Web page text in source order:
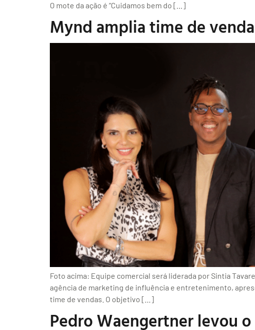
O mote da ação é “Cuidamos bem do […]
Mynd amplia time de
Foto acima: Equipe comercial será liderada por Sintia
agência de marketing de influência e entretenimento,
time de vendas. O objetivo […]
Pedro Waengertner levou